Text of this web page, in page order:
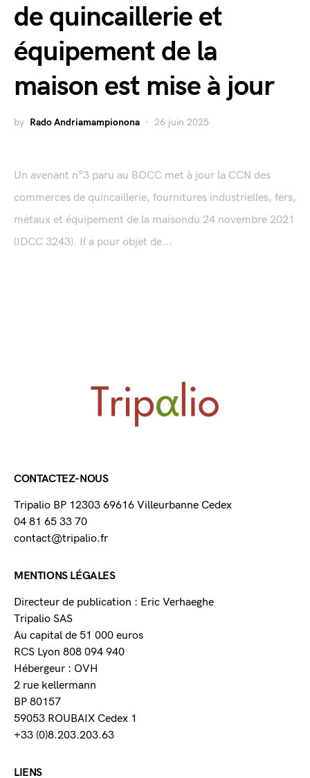
de quincaillerie et
équipement de la
maison est mise à jour
by Rado Andriamampionona 26 juin 2025
Un avenant n°3 paru au BOCC met à jour la CCN des
commerces de quincaillerie, fournitures industrielles, fers,
métaux et équipement de la maisondu 24 novembre 2021
(IDCC 3243). Il a pour objet de...
CONTACTEZ-NOUS
Tripalio BP 12303 69616 Villeurbanne Cedex
04 81 65 33 70
contact@tripalio.fr
MENTIONS LÉGALES
Directeur de publication : Eric Verhaeghe
Tripalio SAS
Au capital de 51 000 euros
RCS Lyon 808 094 940
Hébergeur : OVH
2 rue kellermann
BP 80157
59053 ROUBAIX Cedex 1
+33 (0)8.203.203.63
LIENS